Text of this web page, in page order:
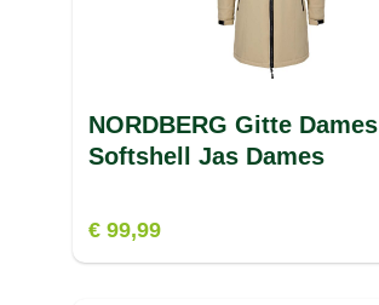
NORDBERG Gitte Dames
Softshell Jas Dames
€ 99,99